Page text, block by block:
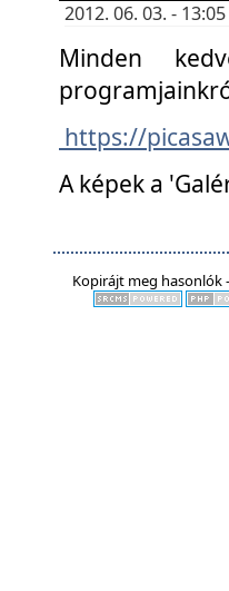
2012. 06. 03. -
Minden
https://
A képek a
Kopirájt meg hasonlók